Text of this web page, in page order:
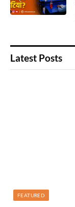
Latest Posts
FEATURED